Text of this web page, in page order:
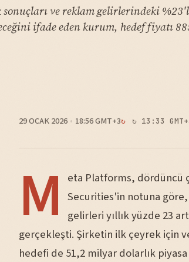
sonuçları ve reklam gelirlerindeki
ifade eden kurum, hedef fiyatı
29 OCAK 2026 18:56 GMT+3 ↻ 13:33
M
eta Platforms, dördüncü
Securities'in notuna göre,
gelirleri yıllık yüzde 23
gerçekleşti. Şirketin ilk çeyrek için
hedefi de 51,2 milyar dolarlık